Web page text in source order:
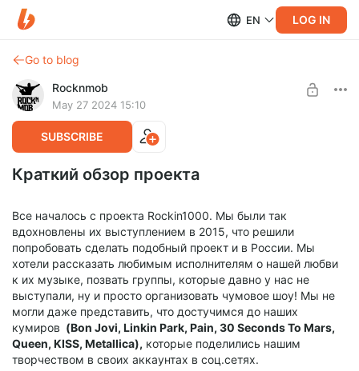
EN LOG IN
Go to blog
Rocknmob
May 27 2024 15:10
SUBSCRIBE
Краткий обзор проекта
Все началось с проекта Rockin1000. Мы были так
вдохновлены их выступлением в 2015, что решили
попробовать сделать подобный проект и в России. Мы
хотели рассказать любимым исполнителям о нашей любви
к их музыке, позвать группы, которые давно у нас не
выступали, ну и просто организовать чумовое шоу! Мы не
могли даже представить, что достучимся до наших
кумиров (Bon Jovi, Linkin Park, Pain, 30 Seconds To Mars,
Queen, KISS, Metallica), которые поделились нашим
творчеством в своих аккаунтах в соц.сетях.